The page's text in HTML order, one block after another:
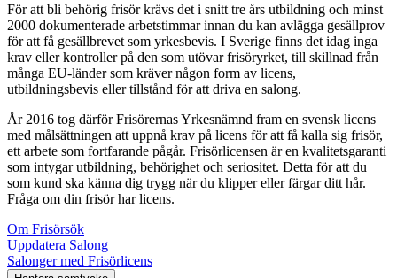
För att bli behörig frisör krävs det i snitt tre års utbildning och minst
2000 dokumenterade arbetstimmar innan du kan avlägga gesällprov
för att få gesällbrevet som yrkesbevis. I Sverige finns det idag inga
krav eller kontroller på den som utövar frisöryrket, till skillnad från
många EU-länder som kräver någon form av licens,
utbildningsbevis eller tillstånd för att driva en salong.
År 2016 tog därför Frisörernas Yrkesnämnd fram en svensk licens
med målsättningen att uppnå krav på licens för att få kalla sig frisör,
ett arbete som fortfarande pågår. Frisörlicensen är en kvalitetsgaranti
som intygar utbildning, behörighet och seriositet. Detta för att du
som kund ska känna dig trygg när du klipper eller färgar ditt hår.
Fråga om din frisör har licens.
Om Frisörsök
Uppdatera Salong
Salonger med Frisörlicens